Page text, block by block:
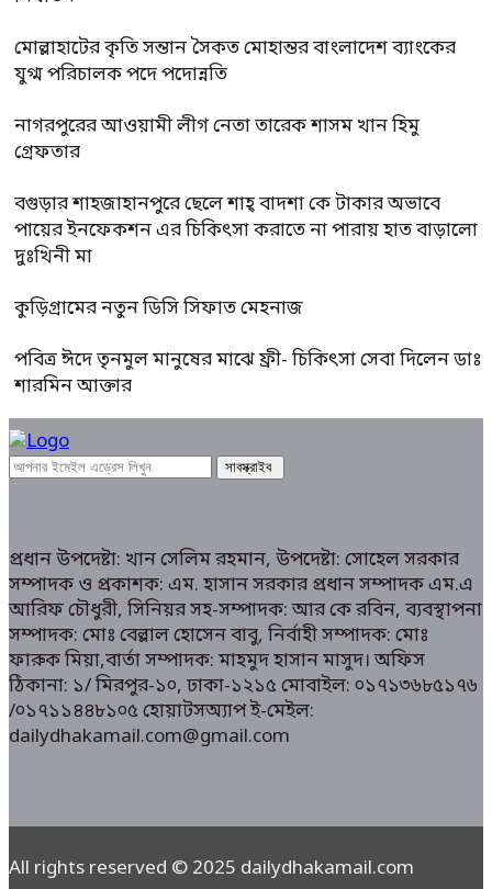
মোল্লাহাটের কৃতি সন্তান সৈকত মোহান্তর বাংলাদেশ ব্যাংকের
যুগ্ম পরিচালক পদে পদোন্নতি
নাগরপুরের আওয়ামী লীগ নেতা তারেক শাসম খান হিমু
গ্রেফতার
বগুড়ার শাহজাহানপুরে ছেলে শাহ্ বাদশা কে টাকার অভাবে
পায়ের ইনফেকশন এর চিকিৎসা করাতে না পারায় হাত বাড়ালো
দুঃখিনী মা
কুড়িগ্রামের নতুন ডিসি সিফাত মেহনাজ
পবিত্র ঈদে তৃনমুল মানুষের মাঝে ফ্রী- চিকিৎসা সেবা দিলেন ডাঃ
শারমিন আক্তার
প্রধান উপদেষ্টা: খান সেলিম রহমান, উপদেষ্টা: সোহেল সরকার
সম্পাদক ও প্রকাশক: এম. হাসান সরকার প্রধান সম্পাদক এম.এ
আরিফ চৌধুরী, সিনিয়র সহ-সম্পাদক: আর কে রবিন, ব্যবস্থাপনা
সম্পাদক: মোঃ বেল্লাল হোসেন বাবু, নির্বাহী সম্পাদক: মোঃ
ফারুক মিয়া,বার্তা সম্পাদক: মাহমুদ হাসান মাসুদ। অফিস
ঠিকানা: ১/ মিরপুর-১০, ঢাকা-১২১৫ মোবাইল: ০১৭১৩৬৮৫১৭৬
/০১৭১১৪৪৮১০৫ হোয়াটসঅ্যাপ ই-মেইল:
dailydhakamail.com@gmail.com
All rights reserved © 2025 dailydhakamail.com